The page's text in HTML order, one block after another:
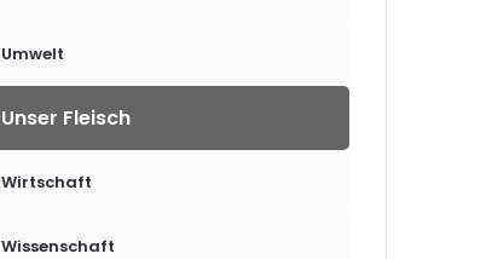
Umwelt
Unser Fleisch
Wirtschaft
Wissenschaft